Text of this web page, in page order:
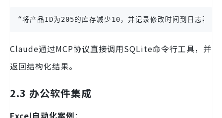
“将产品ID为205的库存减少10，并记录修改时间到日志表。”
Claude通过MCP协议直接调用SQLite命令行工具，并
返回结构化结果。
2.3 办公软件集成